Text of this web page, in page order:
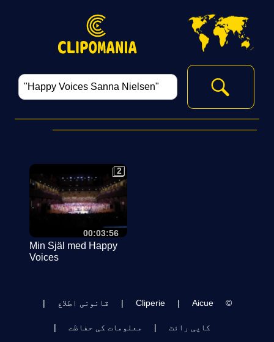
00:03:56
2
2
Min Själ med Happy
Voices
©
Aicue
| Cliperie | قانونی اطلاع |
کاپی رائٹ | معلومات کی حفاظت |